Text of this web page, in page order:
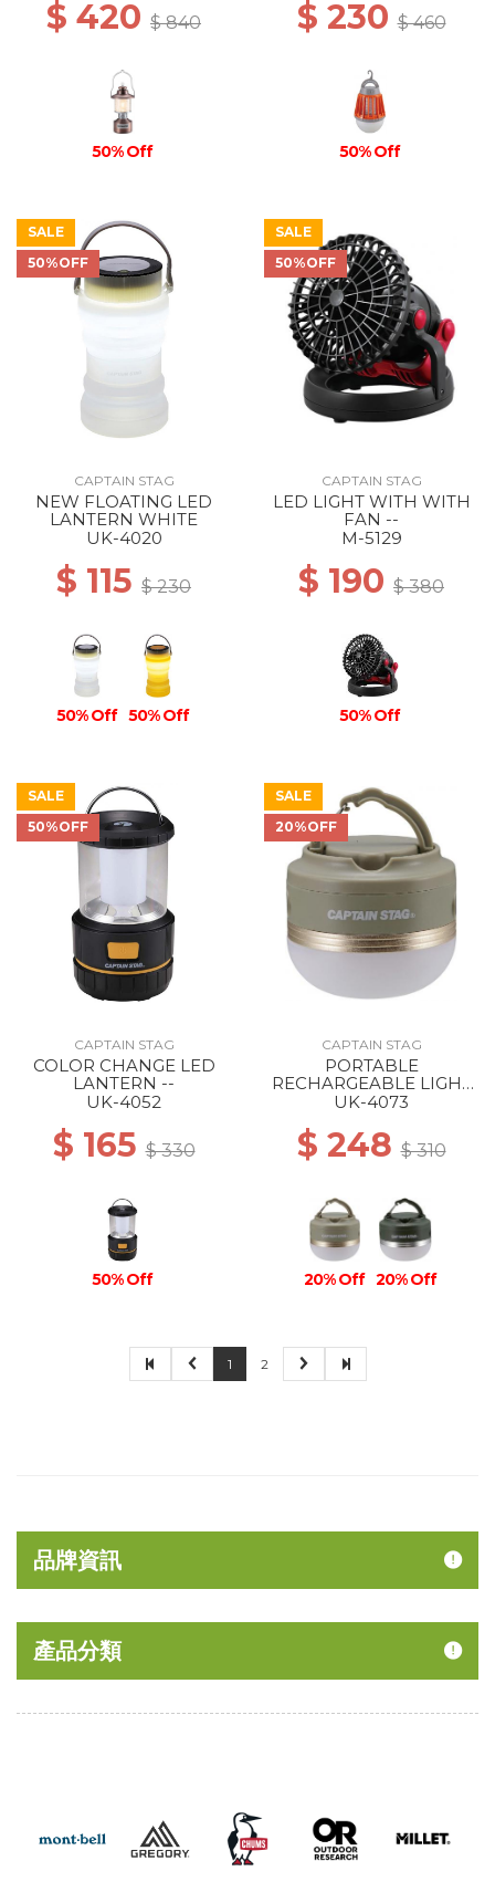
$ 420 $ 840
50% Off
$ 230$ 460
50% Off
SALE
50%OFF
CAPTAIN STAG
NEW FLOATING LED
LANTERN WHITE
UK-4020
$ 115 $ 230
50% Off 50% Off
SALE
50%OFF
CAPTAIN STAG
LED LIGHT WITH WITH
FAN --
M-5129
$ 190 $ 380
50% Off
SALE
50%OFF
CAPTAIN STAG
COLOR CHANGE LED
LANTERN --
UK-4052
$ 165$ 330
50% Off
SALE
20%OFF
CAPTAIN STAG
PORTABLE
RECHARGEABLE LIGHT
TYPE 2 KHAKI
UK-4073
$ 248$ 310
20% Off 20% Off
1 2
品牌資訊
產品分類